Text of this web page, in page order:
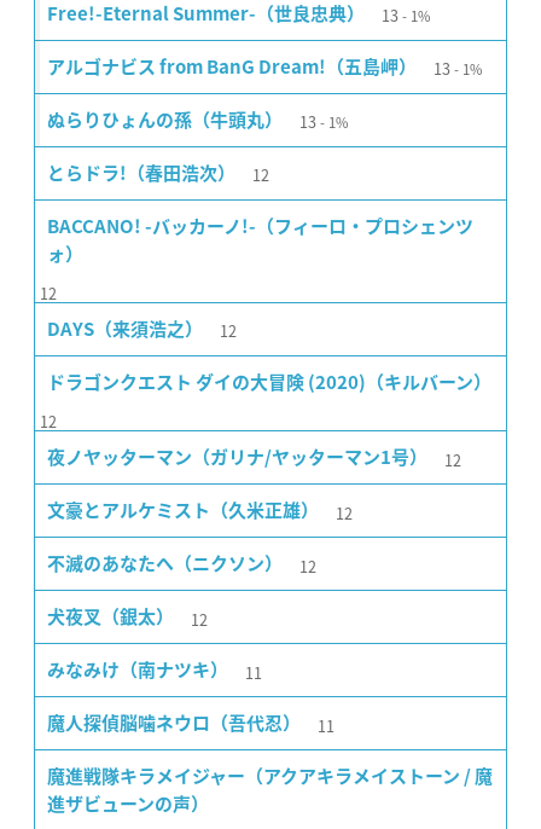
Free!-Eternal Summer-（世良忠典） 13 1%
アルゴナビス from BanG Dream!（五島岬） 13 1%
ぬらりひょんの孫（牛頭丸） 13 1%
とらドラ!（春田浩次） 12
BACCANO! -バッカーノ!-（フィーロ・プロシェンツ
ォ）
12
DAYS（来須浩之） 12
ドラゴンクエスト ダイの大冒険 (2020)（キルバーン）
12
夜ノヤッターマン（ガリナ/ヤッターマン1号） 12
文豪とアルケミスト（久米正雄） 12
不滅のあなたへ（ニクソン） 12
犬夜叉（銀太） 12
みなみけ（南ナツキ） 11
魔人探偵脳噛ネウロ（吾代忍） 11
魔進戦隊キラメイジャー（アクアキラメイストーン / 魔
進ザビューンの声）